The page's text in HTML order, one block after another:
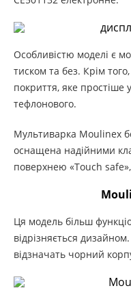
Особливістю моделі є
тиском та без. Крім
покриття, яке простіше
тефлонового.
Мультиварка Moulinex
оснащена надійними
поверхнею «Touch
Ця модель більш
відрізняється
відзначать чорний